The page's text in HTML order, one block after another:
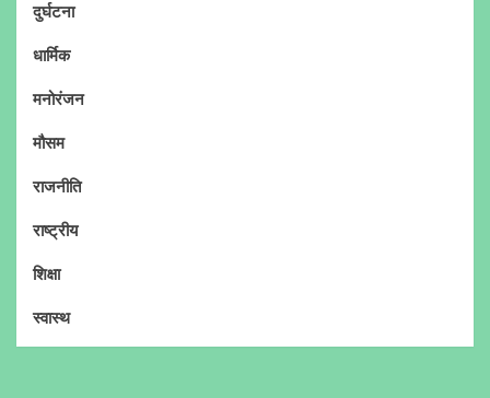
दुर्घटना
धार्मिक
मनोरंजन
मौसम
राजनीति
राष्ट्रीय
शिक्षा
स्वास्थ